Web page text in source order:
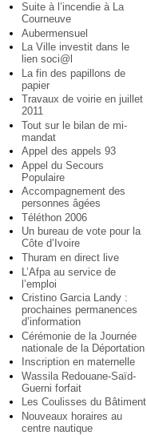
Suite à l’incendie à La
Courneuve
Aubermensuel
La Ville investit dans le
lien soci@l
La fin des papillons de
papier
Travaux de voirie en juillet
2011
Tout sur le bilan de mi-
mandat
Appel des appels 93
Appel du Secours
Populaire
Accompagnement des
personnes âgées
Téléthon 2006
Un bureau de vote pour la
Côte d’Ivoire
Thuram en direct live
L’Afpa au service de
l’emploi
Cristino Garcia Landy :
prochaines permanences
d’information
Cérémonie de la Journée
nationale de la Déportation
Inscription en maternelle
Wassila Redouane-Saïd-
Guerni forfait
Les Coulisses du Bâtiment
Nouveaux horaires au
centre nautique